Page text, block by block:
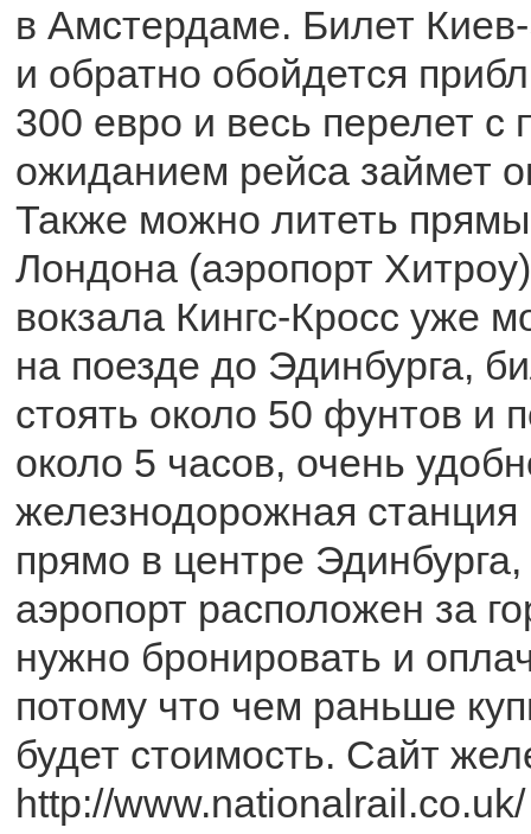
в Амстердаме. Билет
и обратно обойдется
300 евро и весь перелет с
ожиданием рейса займет
Также можно литеть
Лондона (аэропорт
вокзала Кингс-Кросс уже
на поезде до Эдинбурга,
стоять около 50 фунтов и
около 5 часов, очень
железнодорожная
прямо в центре Эдинбурга,
аэропорт расположен за
нужно бронировать и
потому что чем раньше
будет стоимость. Сайт
http://www.nationalrail.co.uk/